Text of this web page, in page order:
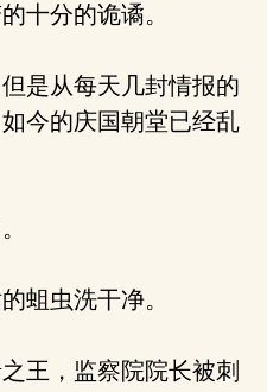
十分的诡谲。
是从每天几封情报的
今的庆国朝堂已经乱
蛆虫洗干净。
王，监察院院长被刺